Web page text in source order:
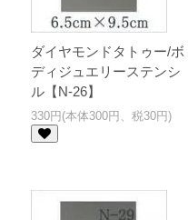
ダイヤモンドタトゥー/ボ
ディジュエリーステンシ
ル【N-26】
330円(本体300円、税30円)